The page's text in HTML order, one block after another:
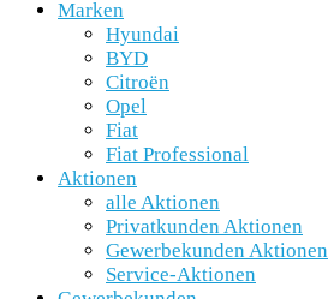
Marken
Hyundai
BYD
Citroën
Opel
Fiat
Fiat Professional
Aktionen
alle Aktionen
Privatkunden Aktionen
Gewerbekunden Aktionen
Service-Aktionen